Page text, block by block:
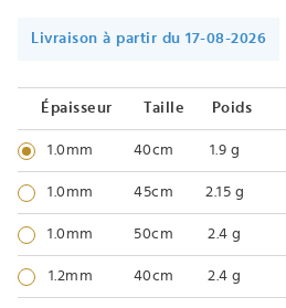
Livraison à partir du 17-08-2026
Épaisseur Taille Poids
1.0mm 40cm 1.9 g
1.0mm 45cm 2.15 g
1.0mm 50cm 2.4 g
1.2mm 40cm 2.4 g